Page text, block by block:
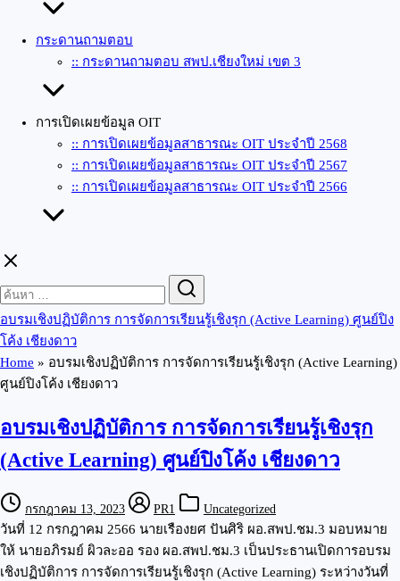
กระดานถามตอบ
:: กระดานถามตอบ สพป.เชียงใหม่ เขต 3
การเปิดเผยข้อมูล OIT
:: การเปิดเผยข้อมูลสาธารณะ OIT ประจำปี 2568
:: การเปิดเผยข้อมูลสาธารณะ OIT ประจำปี 2567
:: การเปิดเผยข้อมูลสาธารณะ OIT ประจำปี 2566
for:
อบรมเชิงปฏิบัติการ การจัดการเรียนรู้เชิงรุก (Active Learning) ศูนย์ปิง
โค้ง เชียงดาว
Home » อบรมเชิงปฏิบัติการ การจัดการเรียนรู้เชิงรุก (Active Learning)
ศูนย์ปิงโค้ง เชียงดาว
อบรมเชิงปฏิบัติการ การจัดการเรียนรู้เชิงรุก
(Active Learning) ศูนย์ปิงโค้ง เชียงดาว
กรกฎาคม 13, 2023 PR1 Uncategorized
วันที่ 12 กรกฎาคม 2566 นายเรืองยศ ปันศิริ ผอ.สพป.ชม.3 มอบหมาย
ให้ นายอภิรมย์ ผิวละออ รอง ผอ.สพป.ชม.3 เป็นประธานเปิดการอบรม
เชิงปฏิบัติการ การจัดการเรียนรู้เชิงรุก (Active Learning) ระหว่างวันที่